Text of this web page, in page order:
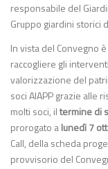
responsabile del
Gruppo giardini storici
In vista del Convegno
raccogliere gli
valorizzazione del
soci AIAPP grazie alle
molti soci, iltermine di
prorogato alunedì 7
Call, della scheda
provvisorio del